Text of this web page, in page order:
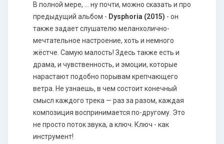
В полной мере, ... ну почти, можно сказать и про
предыдущий альбом - Dysphoria (2015) - он
также задает слушателю меланхолично-
мечтательное настроение, хоть и немного
жёстче. Самую малость! Здесь также есть и
драма, и чувственность, и эмоции, которые
нарастают подобно порывам крепчающего
ветра. Не узнаешь, в чем состоит конечный
смысл каждого трека — раз за разом, каждая
композиция воспринимается по-другому. Это
не просто поток звука, а ключ. Ключ - как
инструмент!